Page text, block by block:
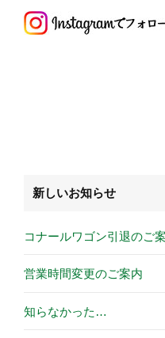
新しいお知らせ
コナールワゴン引退のご
営業時間変更のご案内
知らなかった…